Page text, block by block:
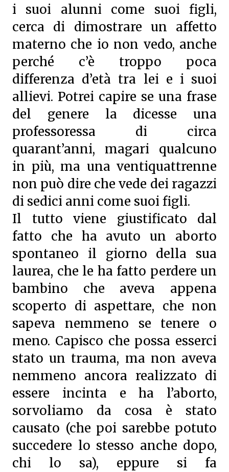
i suoi alunni come suoi figli,
cerca di dimostrare un affetto
materno che io non vedo, anche
perché c’è troppo poca
differenza d’età tra lei e i suoi
allievi. Potrei capire se una frase
del genere la dicesse una
professoressa di circa
quarant’anni, magari qualcuno
in più, ma una ventiquattrenne
non può dire che vede dei ragazzi
di sedici anni come suoi figli.
Il tutto viene giustificato dal
fatto che ha avuto un aborto
spontaneo il giorno della sua
laurea, che le ha fatto perdere un
bambino che aveva appena
scoperto di aspettare, che non
sapeva nemmeno se tenere o
meno. Capisco che possa esserci
stato un trauma, ma non aveva
nemmeno ancora realizzato di
essere incinta e ha l’aborto,
sorvoliamo da cosa è stato
causato (che poi sarebbe potuto
succedere lo stesso anche dopo,
chi lo sa), eppure si fa